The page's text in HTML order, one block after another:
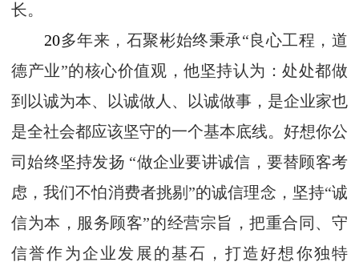
长。
20多年来，石聚彬始终秉承“良心工程，道
德产业”的核心价值观，他坚持认为：处处都做
到以诚为本、以诚做人、以诚做事，是企业家也
是全社会都应该坚守的一个基本底线。好想你公
司始终坚持发扬 “做企业要讲诚信，要替顾客考
虑，我们不怕消费者挑剔”的诚信理念，坚持“诚
信为本，服务顾客”的经营宗旨，把重合同、守
信誉作为企业发展的基石，打造好想你独特